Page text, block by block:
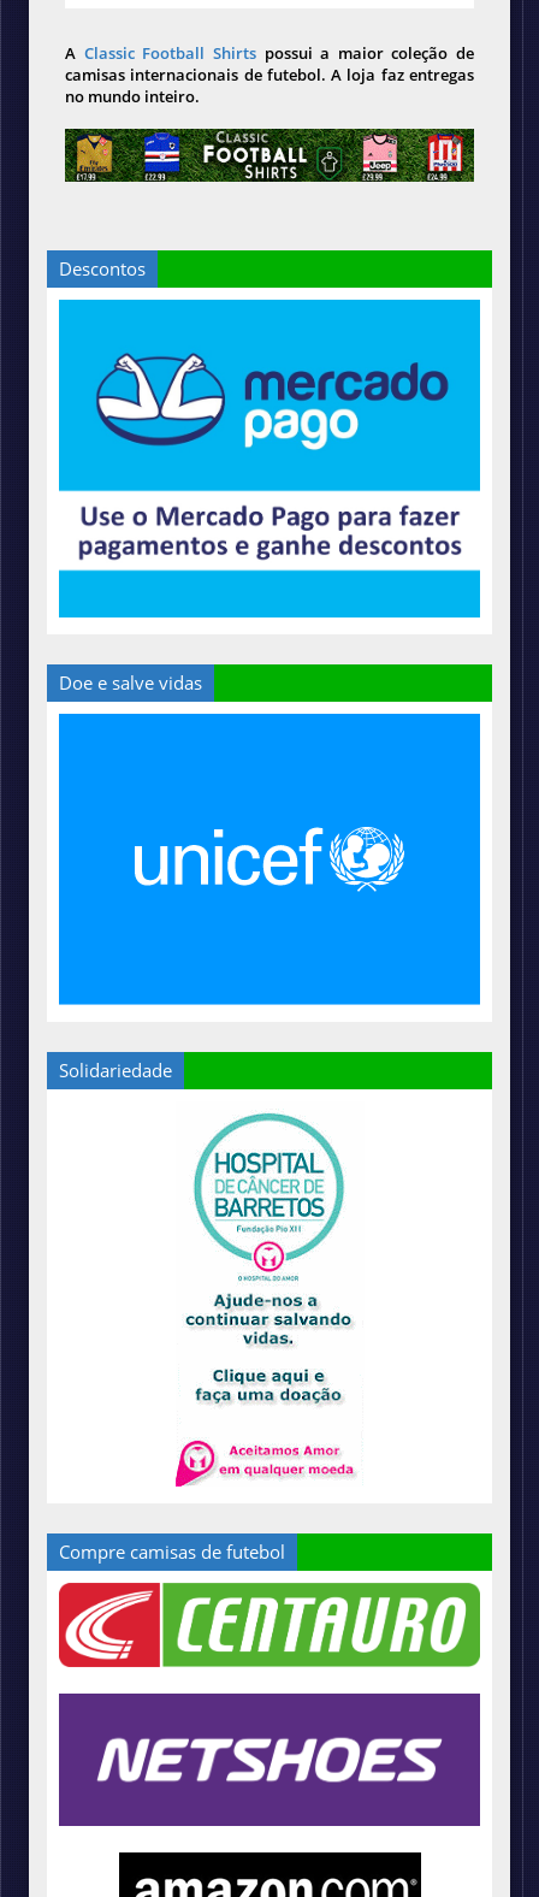
A Classic Football Shirts possui a maior coleção de
camisas internacionais de futebol. A loja faz entregas
no mundo inteiro.
Descontos
Doe e salve vidas
Solidariedade
Compre camisas de futebol